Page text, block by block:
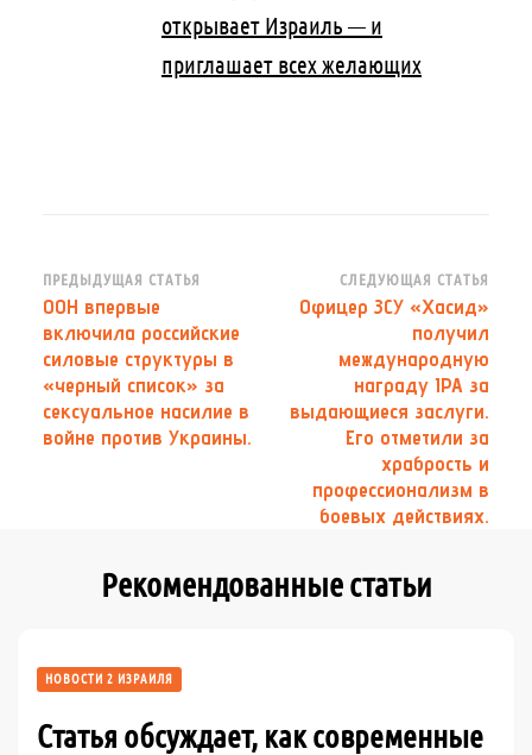
открывает Израиль — и
приглашает всех желающих
Навигация
по
записям
ПРЕДЫДУЩАЯ СТАТЬЯ
ООН впервые
включила российские
силовые структуры в
«черный список» за
сексуальное насилие в
войне против Украины.
СЛЕДУЮЩАЯ СТАТЬЯ
Офицер ЗСУ «Хасид»
получил
международную
награду IPA за
выдающиеся заслуги.
Его отметили за
храбрость и
профессионализм в
боевых действиях.
Рекомендованные статьи
НОВОСТИ 2 ИЗРАИЛЯ
Статья обсуждает, как современные